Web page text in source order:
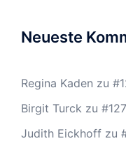
Neueste
Regina Kaden zu
Birgit Turck zu
Judith Eickhoff zu